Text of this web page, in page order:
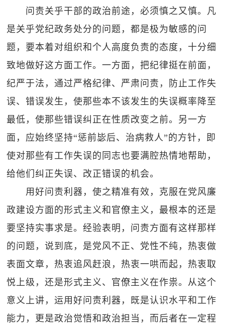
问责关乎干部的政治前途，必须慎之又慎。凡
是关乎党纪政务处分的问题，都是极为敏感的问
题，要本着对组织和个人高度负责的态度，十分细
致地做好这方面工作。一方面，把纪律挺在前面，
纪严于法，通过严格纪律、严肃问责，防止工作失
误、错误发生，使那些本不该发生的失误概率降至
最低，使那些错误纠正在性质改变之前。另一方
面，应始终坚持“惩前毖后、治病救人”的方针，即
使对那些有工作失误的同志也要满腔热情地帮助，
给他们纠正失误、改正错误的机会。
用好问责利器，使之精准有效，克服在党风廉
政建设方面的形式主义和官僚主义，最根本的还是
要坚持实事求是。经验表明，问责方面有这样那样
的问题，说到底，是党风不正、党性不纯，热衷做
表面文章，热衷追风赶浪，热衷一哄而起，热衷取
悦上级，还是形式主义、官僚主义在作祟。从这个
意义上讲，运用好问责利器，既是认识水平和工作
能力，更是政治觉悟和政治担当，而后者在一定程